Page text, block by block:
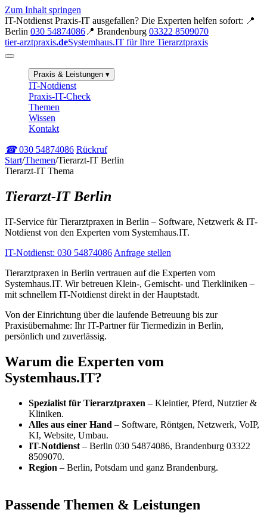
Zum Inhalt springen
IT-Notdienst Praxis-IT ausgefallen? Die Experten helfen sofort: 📍
Berlin 030 54874086 📍 Brandenburg 03322 8509070
tier-arztpraxis.deSystemhaus.IT für Ihre Tierarztpraxis
Praxis & Leistungen ▾
IT-Notdienst
Praxis-IT-Check
Themen
Wissen
Kontakt
☎030 54874086 Rückruf
Start/Themen/Tierarzt-IT Berlin
Tierarzt-IT Thema
Tierarzt-IT Berlin
IT-Service für Tierarztpraxen in Berlin – Software, Netzwerk & IT-
Notdienst von den Experten vom Systemhaus.IT.
IT-Notdienst: 030 54874086 Anfrage stellen
Tierarztpraxen in Berlin vertrauen auf die Experten vom
Systemhaus.IT. Wir betreuen Klein-, Gemischt- und Tierkliniken –
mit schnellem IT-Notdienst direkt in der Hauptstadt.
Von der Einrichtung über die laufende Betreuung bis zur
Praxisübernahme: Ihr IT-Partner für Tiermedizin in Berlin,
persönlich und zuverlässig.
Warum die Experten vom
Systemhaus.IT?
Spezialist für Tierarztpraxen – Kleintier, Pferd, Nutztier &
Kliniken.
Alles aus einer Hand – Software, Röntgen, Netzwerk, VoIP,
KI, Website, Umbau.
IT-Notdienst – Berlin 030 54874086, Brandenburg 03322
8509070.
Region – Berlin, Potsdam und ganz Brandenburg.
Passende Themen & Leistungen